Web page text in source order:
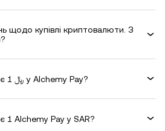
щодо купівлі криптовалюти. З
Скільки сьогодні коштує 1 ﷼ у Alchemy Pay?
1 Alchemy Pay у SAR?